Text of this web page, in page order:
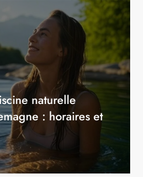
naturelle
: horaires et